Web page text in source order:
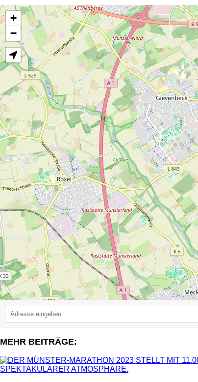
2
+
−
MEHR BEITRÄGE: